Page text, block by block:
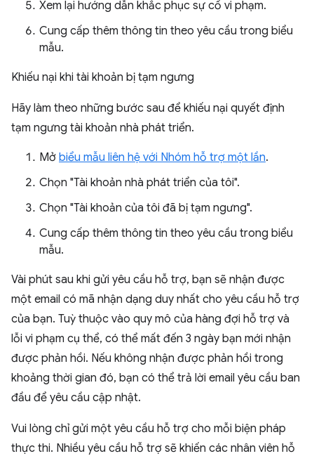
Xem lại hướng dẫn khắc phục sự cố vi phạm.
Cung cấp thêm thông tin theo yêu cầu trong biểu
mẫu.
Khiếu nại khi tài khoản bị tạm ngưng
Hãy làm theo những bước sau để khiếu nại quyết định
tạm ngưng tài khoản nhà phát triển.
Mở biểu mẫu liên hệ với Nhóm hỗ trợ một lần.
Chọn "Tài khoản nhà phát triển của tôi".
Chọn "Tài khoản của tôi đã bị tạm ngưng".
Cung cấp thêm thông tin theo yêu cầu trong biểu
mẫu.
Vài phút sau khi gửi yêu cầu hỗ trợ, bạn sẽ nhận được
một email có mã nhận dạng duy nhất cho yêu cầu hỗ trợ
của bạn. Tuỳ thuộc vào quy mô của hàng đợi hỗ trợ và
lỗi vi phạm cụ thể, có thể mất đến 3 ngày bạn mới nhận
được phản hồi. Nếu không nhận được phản hồi trong
khoảng thời gian đó, bạn có thể trả lời email yêu cầu ban
đầu để yêu cầu cập nhật.
Vui lòng chỉ gửi một yêu cầu hỗ trợ cho mỗi biện pháp
thực thi. Nhiều yêu cầu hỗ trợ sẽ khiến các nhân viên hỗ